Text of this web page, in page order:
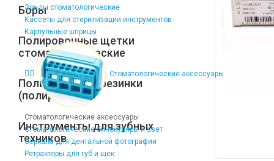
Зонды стоматологические
Кассеты для стерилизации инструментов
Карпульные шприцы
Стоматологические аксессуары
Стоматологические аксессуары
Стоматологические бинокуляры и свет
Зеркала для дентальной фотографии
Ретракторы для губ и щек
Боры
Полировочные щетки
стоматологические
Полировочные резинки
(полиры)
Инструменты для зубных
техников